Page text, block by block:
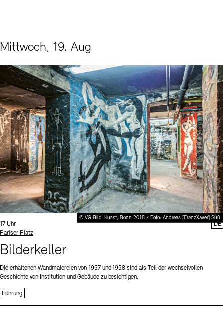
Mittwoch, 19. Aug
© VG Bild-Kunst, Bonn 2018 / Foto: Andreas [FranzXaver] Süß
Uhrzeit:
17 Uhr
Standort
Pariser Platz
Bilderkeller
Die erhaltenen Wandmalereien von 1957 und 1958 sind als Teil der wechselvollen
Geschichte von Institution und Gebäude zu besichtigen.
Führung
DE